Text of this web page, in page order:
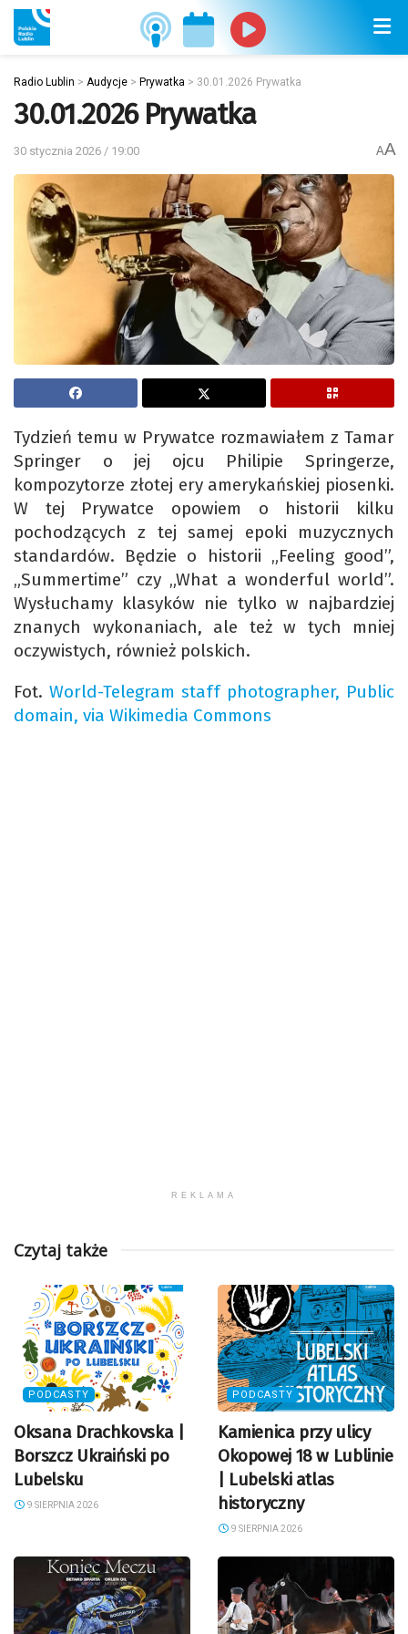
Radio Lublin > Audycje > Prywatka > 30.01.2026 Prywatka
30.01.2026 Prywatka
30 stycznia 2026 / 19:00 AA
Tydzień temu w Prywatce rozmawiałem z Tamar
Springer o jej ojcu Philipie Springerze,
kompozytorze złotej ery amerykańskiej piosenki.
W tej Prywatce opowiem o historii kilku
pochodzących z tej samej epoki muzycznych
standardów. Będzie o historii „Feeling good”,
„Summertime” czy „What a wonderful world”.
Wysłuchamy klasyków nie tylko w najbardziej
znanych wykonaniach, ale też w tych mniej
oczywistych, również polskich.
Fot. World-Telegram staff photographer, Public
domain, via Wikimedia Commons
REKLAMA
Czytaj także
PODCASTY
Oksana Drachkovska |
Borszcz Ukraiński po
Lubelsku
9 SIERPNIA 2026
PODCASTY
Kamienica przy ulicy
Okopowej 18 w Lublinie
| Lubelski atlas
historyczny
9 SIERPNIA 2026